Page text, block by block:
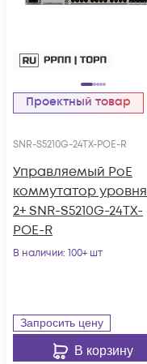
Проектный товар
SNR-S5210G-24TX-POE-R
Управляемый PoE
коммутатор уровня
2+ SNR-S5210G-24TX-
POE-R
В наличии: 100+ шт
Запросить цену
В корзину